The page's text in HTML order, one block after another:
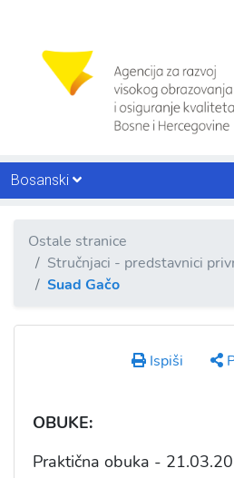
Bosanski
Ostale stranice
Stručnjaci - predstavnici
Suad Gačo
Ispiši
OBUKE:
Praktična obuka -